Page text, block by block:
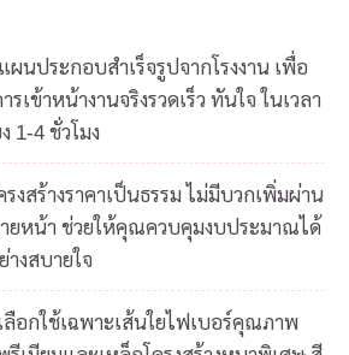
ผนประกอบสำเร็จรูปจากโรงงาน เพื่อ
รเข้าหน้างานจริงรวดเร็ว ทันใจ ในเวลา
1-4 ชั่วโมง
รงสร้างราคาเป็นธรรม ไม่มีบวกเพิ่มผ่าน
ยหน้า ช่วยให้คุณควบคุมงบประมาณได้
างสบายใจ
ลือกใช้เฉพาะเส้นใยไฟเบอร์คุณภาพ